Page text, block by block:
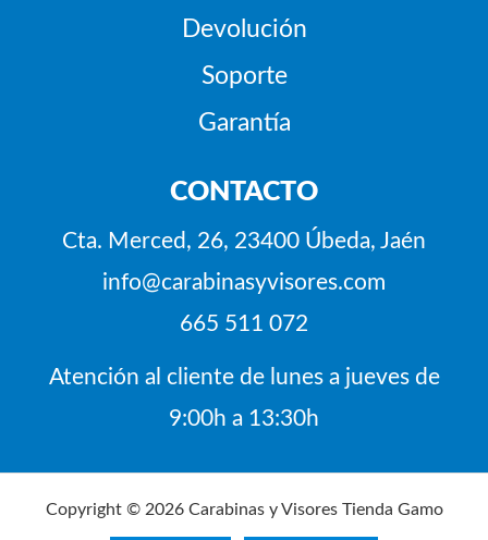
Devolución
Soporte
Garantía
CONTACTO
Cta. Merced, 26, 23400 Úbeda, Jaén
info@carabinasyvisores.com
665 511 072
Atención al cliente de lunes a jueves de
9:00h a 13:30h
Copyright © 2026 Carabinas y Visores Tienda Gamo